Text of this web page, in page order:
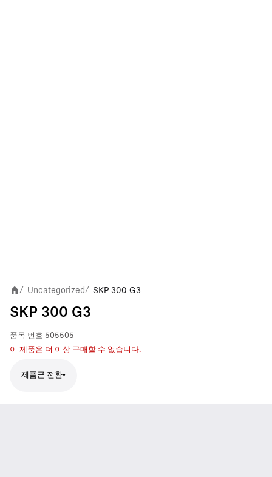
/ Uncategorized/ SKP 300 G3
SKP 300 G3
품목 번호 505505
이 제품은 더 이상 구매할 수 없습니다.
제품군 전환